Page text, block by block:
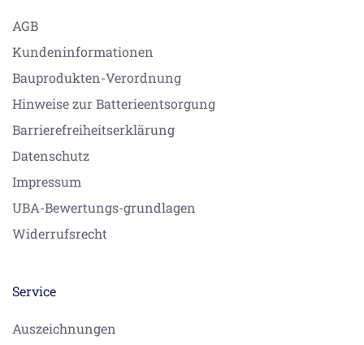
AGB
Kundeninformationen
Bauprodukten-Verordnung
Hinweise zur Batterieentsorgung
Barrierefreiheitserklärung
Datenschutz
Impressum
UBA-Bewertungs-grundlagen
Widerrufsrecht
Service
Auszeichnungen